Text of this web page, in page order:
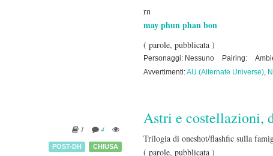
rn
may phun phan bon
( parole, pubblicata )
Personaggi: Nessuno Pairing:
Avvertimenti:AU (Alternate Universe),
1 4
POST-DH CHIUSA
Astri e costellazioni,
Trilogia di oneshot/flashfic sulla
( parole, pubblicata )